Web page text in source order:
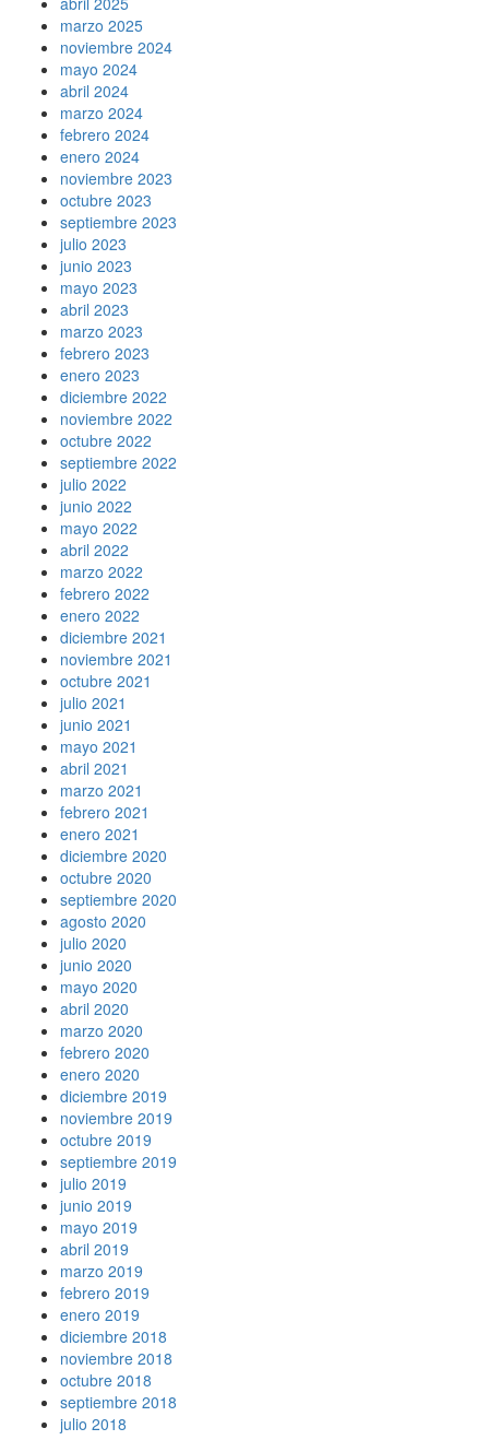
marzo 2025
noviembre 2024
mayo 2024
abril 2024
marzo 2024
febrero 2024
enero 2024
noviembre 2023
octubre 2023
septiembre 2023
julio 2023
junio 2023
mayo 2023
abril 2023
marzo 2023
febrero 2023
enero 2023
diciembre 2022
noviembre 2022
octubre 2022
septiembre 2022
julio 2022
junio 2022
mayo 2022
abril 2022
marzo 2022
febrero 2022
enero 2022
diciembre 2021
noviembre 2021
octubre 2021
julio 2021
junio 2021
mayo 2021
abril 2021
marzo 2021
febrero 2021
enero 2021
diciembre 2020
octubre 2020
septiembre 2020
agosto 2020
julio 2020
junio 2020
mayo 2020
abril 2020
marzo 2020
febrero 2020
enero 2020
diciembre 2019
noviembre 2019
octubre 2019
septiembre 2019
julio 2019
junio 2019
mayo 2019
abril 2019
marzo 2019
febrero 2019
enero 2019
diciembre 2018
noviembre 2018
octubre 2018
septiembre 2018
julio 2018